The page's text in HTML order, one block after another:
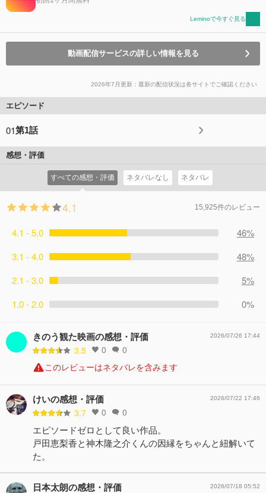
Leminoで今すぐ見る
動画配信サービスの詳しい情報を見る
2026年7月更新：最新の配信状況は各サイトでご確認ください
エピソード
01第1話
感想・評価
すべての感想・評価 ネタバレなし ネタバレ
4.1 15,925件のレビュー
4.1 - 5.0
46%
3.1 - 4.0
48%
2.1 - 3.0
5%
1.0 - 2.0
0%
きのう観た映画の感想・評価
3.5 0 0
2026/07/26 17:44
このレビューはネタバレを含みます
けいの感想・評価
3.7 0 0
2026/07/22 17:46
エピソードゼロとして良い作品。
戸田恵梨香と神木隆之介くんの因縁をちゃんと紐解いて
た。
日本太朗の感想・評価 2026/07/18 05:52